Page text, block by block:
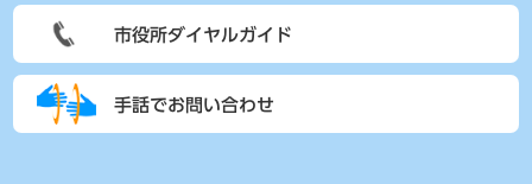
市役所ダイヤルガイド
手話でお問い合わせ